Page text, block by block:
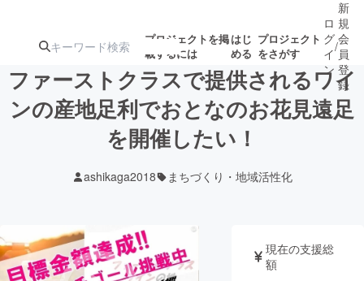
プロジェクトを掲
載するには
はじ
める
プロジェクト
をさがす
注目のリ 注目の新着プロ
ジェクト
募集終了が近いプ
テクノロジー・ガジェット
ロ
グ
イ
ン
/
新
規
会
員
登
録
ファーストクラスで提供されるワイ
ンの産地足利でおとなのお花見遠足
を開催したい！
ashikaga2018 まちづくり・地域活性化
現在の支援総
額